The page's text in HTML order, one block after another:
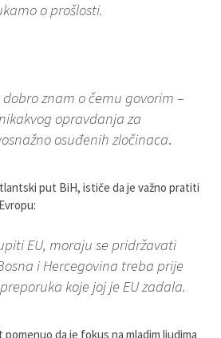
o prošlosti.
znam o čemu govorim –
opravdanja za
osuđenih zločinaca.
put BiH, ističe da je važno pratiti
EU, moraju se pridržavati
i Hercegovina treba prije
koje joj je EU zadala.
pomenuo da je fokus na mladim ljudima